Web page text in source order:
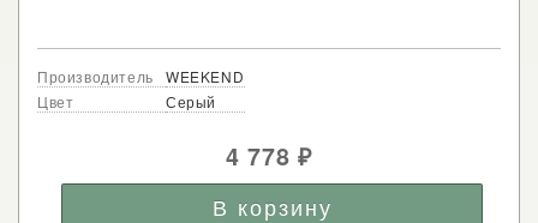
Производитель
WEEKEND
Цвет
Серый
4 778₽